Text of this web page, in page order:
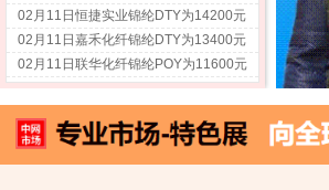
02月11日恒捷实业锦纶DTY为14200元
02月11日嘉禾化纤锦纶DTY为13400元
02月11日联华化纤锦纶POY为11600元